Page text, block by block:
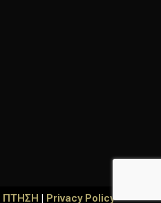
ΠΤΗΣΗ | Privacy Policy